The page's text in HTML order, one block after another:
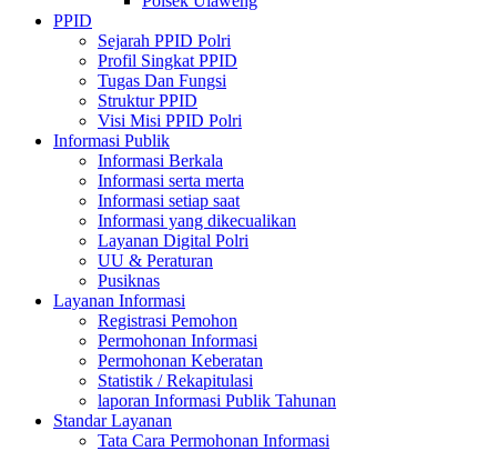
PPID
Sejarah PPID Polri
Profil Singkat PPID
Tugas Dan Fungsi
Struktur PPID
Visi Misi PPID Polri
Informasi Publik
Informasi Berkala
Informasi serta merta
Informasi setiap saat
Informasi yang dikecualikan
Layanan Digital Polri
UU & Peraturan
Pusiknas
Layanan Informasi
Registrasi Pemohon
Permohonan Informasi
Permohonan Keberatan
Statistik / Rekapitulasi
laporan Informasi Publik Tahunan
Standar Layanan
Tata Cara Permohonan Informasi